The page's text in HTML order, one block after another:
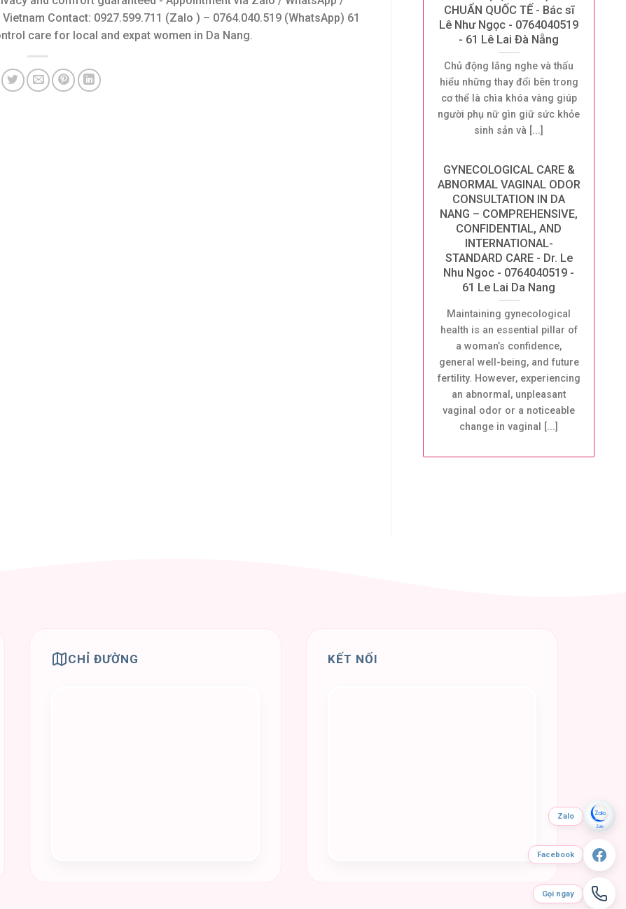
Contact: 0927.599.711 (Zalo ) – 0764.040.519 (WhatsApp) 61
care for local and expat women in Da Nang.
CHUẨN QUỐC TẾ - Bác sĩ
Lê Như Ngọc - 0764040519
- 61 Lê Lai Đà Nẵng
Chủ động lắng nghe và thấu
hiểu những thay đổi bên trong
cơ thể là chìa khóa vàng giúp
người phụ nữ gìn giữ sức khỏe
sinh sản và [...]
GYNECOLOGICAL CARE &
ABNORMAL VAGINAL ODOR
CONSULTATION IN DA
NANG – COMPREHENSIVE,
CONFIDENTIAL, AND
INTERNATIONAL-
STANDARD CARE - Dr. Le
Nhu Ngoc - 0764040519 -
61 Le Lai Da Nang
Maintaining gynecological
health is an essential pillar of
a woman’s confidence,
general well-being, and future
fertility. However, experiencing
an abnormal, unpleasant
vaginal odor or a noticeable
change in vaginal [...]
CHỈ ĐƯỜNG KẾT NỐI
Zalo
Facebook
Gọi ngay